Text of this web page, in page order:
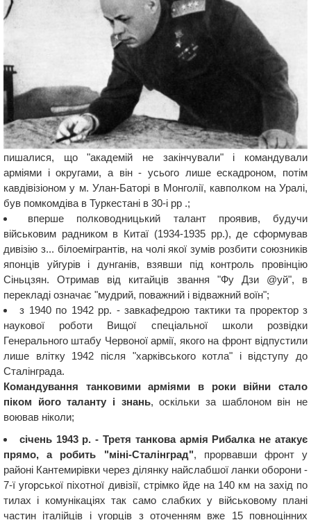
пишалися, що "академій не закінчували" і командували
арміями і округами, а він - усього лише ескадроном, потім
кавдівізіоном у м. Улан-Баторі в Монголії, кавполком на Уралі,
був помкомдіва в Туркестані в 30-і рр .;
вперше полководницький талант проявив, будучи
військовим радником в Китаї (1934-1935 рр.), де сформував
дивізію з... білоемігрантів, на чолі якої зумів розбити союзників
японців уйгурів і дунганів, взявши під контроль провінцію
Сіньцзян. Отримав від китайців звання "Фу Дзи @уй", в
перекладі означає "мудрий, поважний і відважний воїн";
з 1940 по 1942 рр. - завкафедрою тактики та проректор з
наукової роботи Вищої спеціальної школи розвідки
Генерального штабу Червоної армії, якого на фронт відпустили
лише влітку 1942 після "харківського котла" і відступу до
Сталінграда.
Командування танковими арміями в роки війни стало
піком його таланту і знань, оскільки за шаблоном він не
воював ніколи;
січень 1943 р. - Третя танкова армія Рибалка не атакує
прямо, а робить "міні-Сталінград", прорвавши фронт у
районі Кантемирівки через ділянку найслабшої ланки оборони -
7-ї угорської піхотної дивізії, стрімко йде на 140 км на захід по
тилах і комунікаціях так само слабких у військовому плані
частин італійців і угорців з оточенням вже 15 повноцінних